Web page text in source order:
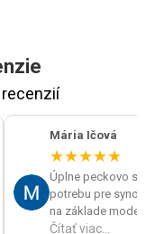
Mária Ičová
★★★★★
Úplne peckovo
potrebu pre synov
na základe modelu
roštu po telefóne
Čítať viac...